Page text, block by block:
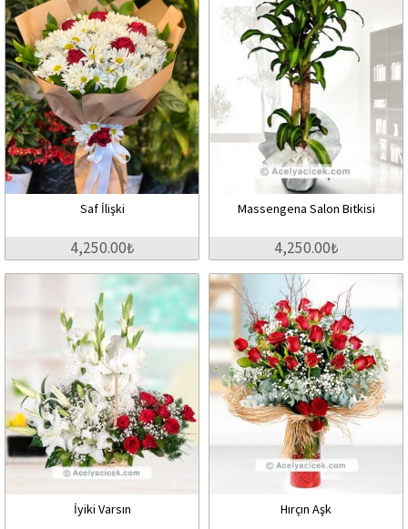
Saf İlişki
4,250.00₺
Massengena Salon Bitkisi
4,250.00₺
İyiki Varsın Hırçın Aşk